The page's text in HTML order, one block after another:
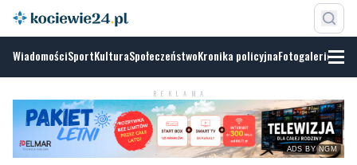
WiadomościSportKulturaSpołeczeństwoKronika policyjnaFotogalerie
REKLAMA
ADS BY NGM